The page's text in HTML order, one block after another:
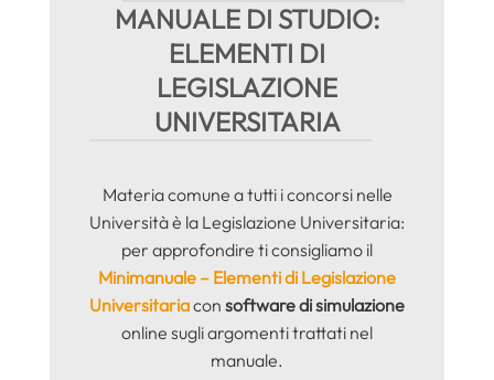
MANUALE DI STUDIO:
ELEMENTI DI
LEGISLAZIONE
UNIVERSITARIA
Materia comune a tutti i concorsi nelle
Università è la Legislazione Universitaria:
per approfondire ti consigliamo il
Minimanuale – Elementi di Legislazione
Universitariacon software di simulazione
online sugli argomenti trattati nel
manuale.